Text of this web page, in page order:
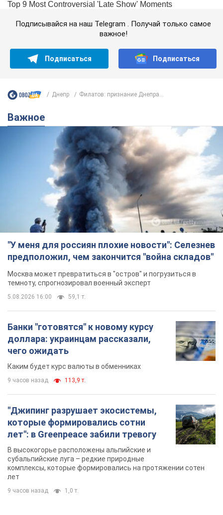
Подписывайся на наш Telegram . Получай только самое
важное!
Подписаться Подписаться
Днепр Филатов: признание Днепра...
Важное
"У меня для россиян плохие новости": Селезнев
предположил, чем закончится "война складов"
Москва может превратиться в "остров" и погрузиться в
темноту, спрогнозировал военный эксперт
5.08.2026 16:00 59,1 т.
Банки "готовятся" к новому курсу
доллара: украинцам рассказали,
чего ожидать
Каким будет курс валюты в обменниках
9 часов назад 113,9 т.
"Джипинг разрушает экосистемы,
которые формировались сотни
лет": в Greenpeace забили тревогу
В высокогорье расположены альпийские и
субальпийские луга – редкие природные
комплексы, которые формировались на протяжении сотен
лет
9 часов назад 1,0 т.